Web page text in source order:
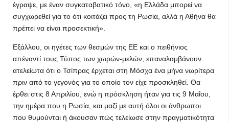
έγραψε, με έναν συγκαταβατικό τόνο, «η Ελλάδα μπορεί να
συγχωρεθεί για το ότι κοιτάζει προς τη Ρωσία, αλλά η Αθήνα θα
πρέπει να είναι προσεκτική».
Εξάλλου, οι ηγέτες των θεσμών της ΕΕ και ο πειθήνιος
απέναντί τους Τύπος των χωρών-μελών, επαναλαμβάνουν
ατελείωτα ότι ο Τσίπρας έρχεται στη Μόσχα ένα μήνα νωρίτερα
πριν από το γεγονός για το οποίο τον είχε προσκληθεί. Θα
έρθει στις 8 Απριλίου, ενώ η πρόσκληση ήταν για τις 9 Μαΐου,
την ημέρα που η Ρωσία, και μαζί με αυτή όλοι οι άνθρωποι
που θυμούνται ή άκουσαν πώς τελείωσε στην πραγματικότητα